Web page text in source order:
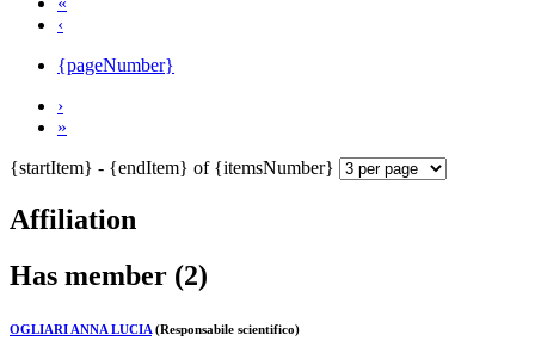
‹
{pageNumber}
›
»
{startItem} - {endItem} of {itemsNumber}
Affiliation
Has member (2)
OGLIARI ANNA LUCIA (Responsabile scientifico)